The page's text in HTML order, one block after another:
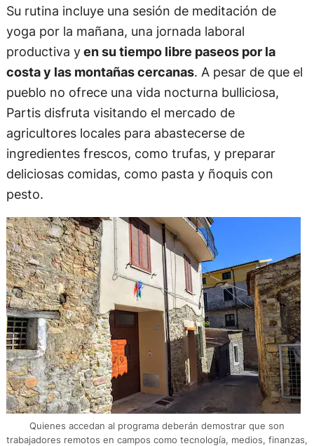
Su rutina incluye una sesión de meditación de
yoga por la mañana, una jornada laboral
productiva yen su tiempo libre paseos por la
costa y las montañas cercanas. A pesar de que el
pueblo no ofrece una vida nocturna bulliciosa,
Partis disfruta visitando el mercado de
agricultores locales para abastecerse de
ingredientes frescos, como trufas, y preparar
deliciosas comidas, como pasta y ñoquis con
pesto.
Quienes accedan al programa deberán demostrar que son
trabajadores remotos en campos como tecnología, medios, finanzas,